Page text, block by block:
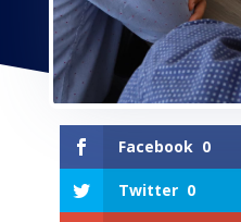
Facebook 0
Twitter 0